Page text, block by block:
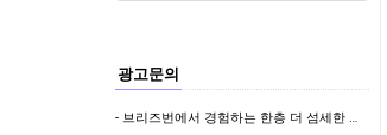
광고문의
- 브리즈번에서 경험하는 한층 더 섬세한 한국식 & 일본식 마사지 테라피 뷰티샵